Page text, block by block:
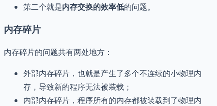
第二个就是内存交换的效率低的问题。
内存碎片
内存碎片的问题共有两处地方：
外部内存碎片，也就是产生了多个不连续的小物理内
存，导致新的程序无法被装载；
内部内存碎片，程序所有的内存都被装载到了物理内